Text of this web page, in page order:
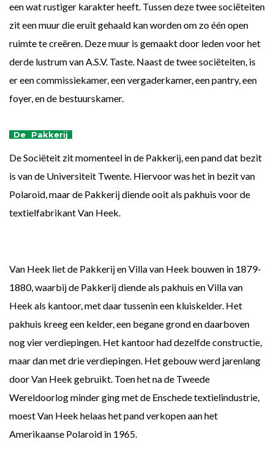
een wat rustiger karakter heeft. Tussen deze twee sociëteiten
zit een muur die eruit gehaald kan worden om zo één open
ruimte te creëren. Deze muur is gemaakt door leden voor het
derde lustrum van A.S.V. Taste. Naast de twee sociëteiten, is
er een commissiekamer, een vergaderkamer, een pantry, een
foyer, en de bestuurskamer.
De Pakkerij
De Sociëteit zit momenteel in de Pakkerij, een pand dat bezit
is van de Universiteit Twente. Hiervoor was het in bezit van
Polaroid, maar de Pakkerij diende ooit als pakhuis voor de
textielfabrikant Van Heek.
Van Heek liet de Pakkerij en Villa van Heek bouwen in 1879-
1880, waarbij de Pakkerij diende als pakhuis en Villa van
Heek als kantoor, met daar tussenin een kluiskelder. Het
pakhuis kreeg een kelder, een begane grond en daarboven
nog vier verdiepingen. Het kantoor had dezelfde constructie,
maar dan met drie verdiepingen. Het gebouw werd jarenlang
door Van Heek gebruikt. Toen het na de Tweede
Wereldoorlog minder ging met de Enschede textielindustrie,
moest Van Heek helaas het pand verkopen aan het
Amerikaanse Polaroid in 1965.